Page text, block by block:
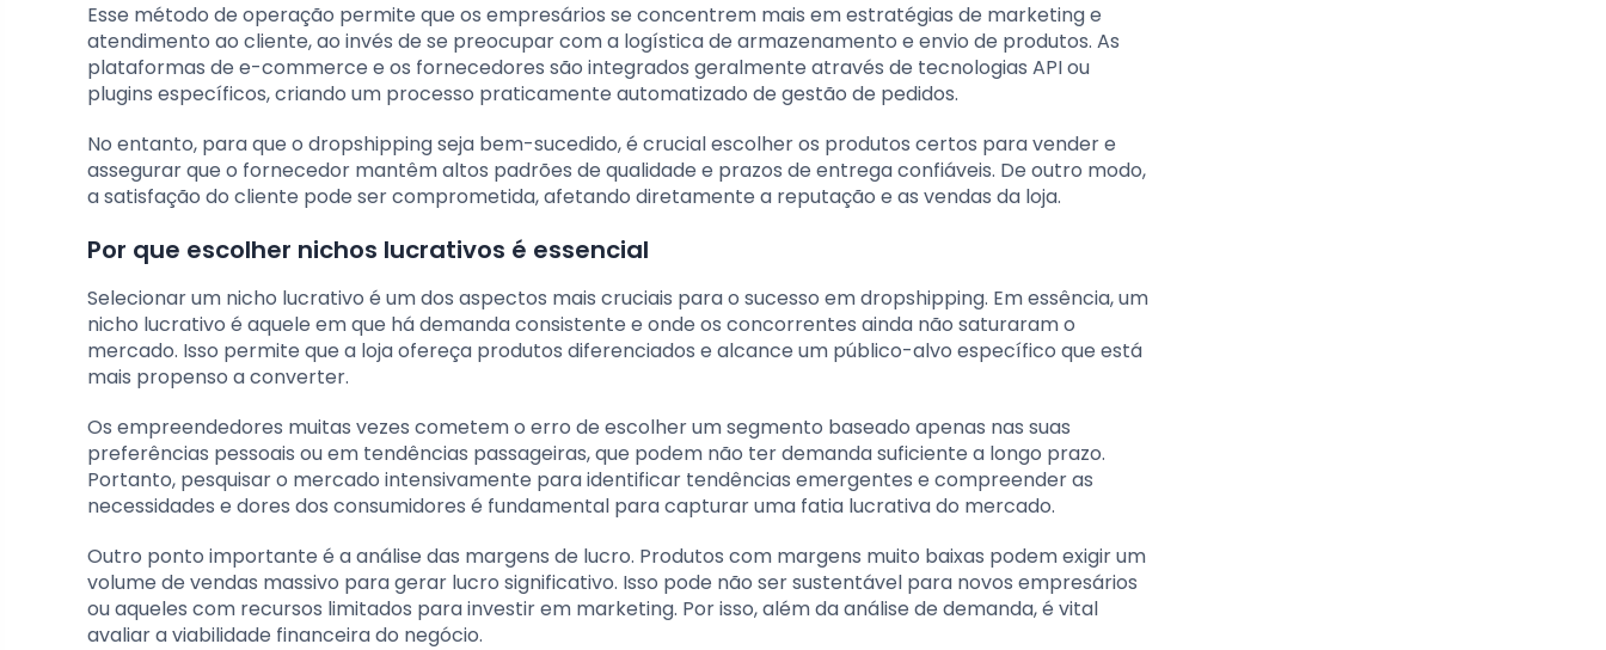
Esse método de operação permite que os empresários se concentrem mais em estratégias de marketing e
atendimento ao cliente, ao invés de se preocupar com a logística de armazenamento e envio de produtos. As
plataformas de e-commerce e os fornecedores são integrados geralmente através de tecnologias API ou
plugins específicos, criando um processo praticamente automatizado de gestão de pedidos.
No entanto, para que o dropshipping seja bem-sucedido, é crucial escolher os produtos certos para vender e
assegurar que o fornecedor mantêm altos padrões de qualidade e prazos de entrega confiáveis. De outro modo,
a satisfação do cliente pode ser comprometida, afetando diretamente a reputação e as vendas da loja.
Por que escolher nichos lucrativos é essencial
Selecionar um nicho lucrativo é um dos aspectos mais cruciais para o sucesso em dropshipping. Em essência, um
nicho lucrativo é aquele em que há demanda consistente e onde os concorrentes ainda não saturaram o
mercado. Isso permite que a loja ofereça produtos diferenciados e alcance um público-alvo específico que está
mais propenso a converter.
Os empreendedores muitas vezes cometem o erro de escolher um segmento baseado apenas nas suas
preferências pessoais ou em tendências passageiras, que podem não ter demanda suficiente a longo prazo.
Portanto, pesquisar o mercado intensivamente para identificar tendências emergentes e compreender as
necessidades e dores dos consumidores é fundamental para capturar uma fatia lucrativa do mercado.
Outro ponto importante é a análise das margens de lucro. Produtos com margens muito baixas podem exigir um
volume de vendas massivo para gerar lucro significativo. Isso pode não ser sustentável para novos empresários
ou aqueles com recursos limitados para investir em marketing. Por isso, além da análise de demanda, é vital
avaliar a viabilidade financeira do negócio.